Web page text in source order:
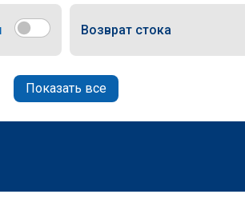
Возврат стока
Показать все